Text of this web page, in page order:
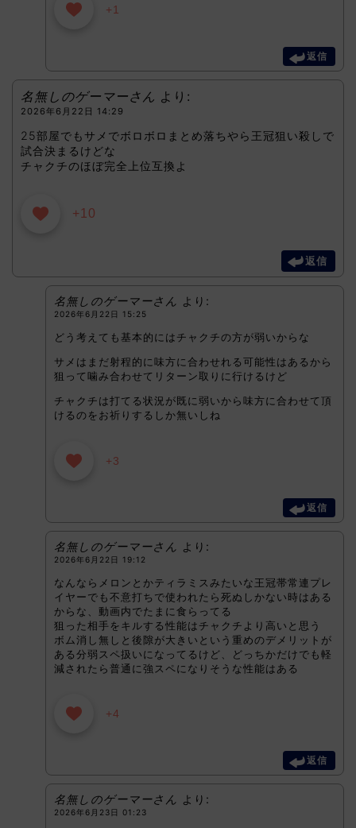
+1
返信
名無しのゲーマーさん より:
2026年6月22日 14:29
25部屋でもサメでボロボロまとめ落ちやら王冠狙い殺しで
試合決まるけどな
チャクチのほぼ完全上位互換よ
+10
返信
名無しのゲーマーさん より:
2026年6月22日 15:25
どう考えても基本的にはチャクチの方が弱いからな
サメはまだ射程的に味方に合わせれる可能性はあるから
狙って噛み合わせてリターン取りに行けるけど
チャクチは打てる状況が既に弱いから味方に合わせて頂
けるのをお祈りするしか無いしね
+3
返信
名無しのゲーマーさん より:
2026年6月22日 19:12
なんならメロンとかティラミスみたいな王冠帯常連プレ
イヤーでも不意打ちで使われたら死ぬしかない時はある
からな、動画内でたまに食らってる
狙った相手をキルする性能はチャクチより高いと思う
ボム消し無しと後隙が大きいという重めのデメリットが
ある分弱スペ扱いになってるけど、どっちかだけでも軽
減されたら普通に強スペになりそうな性能はある
+4
返信
名無しのゲーマーさん より:
2026年6月23日 01:23